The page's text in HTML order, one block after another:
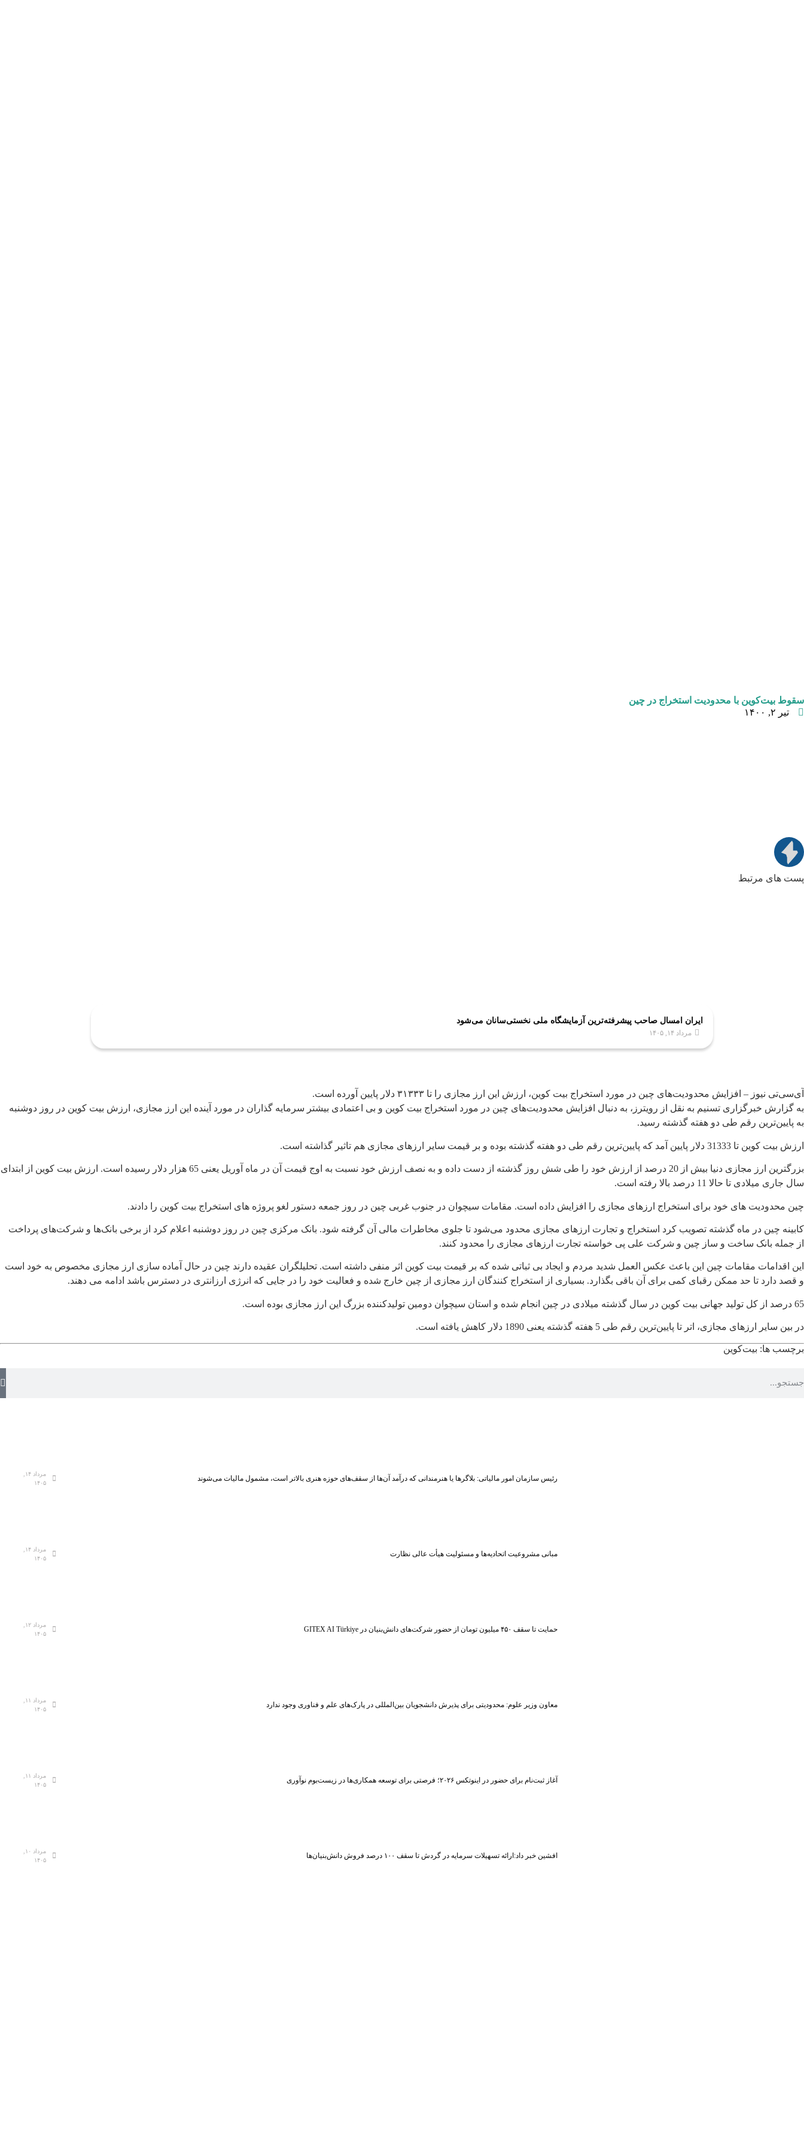
سقوط بیت‌کوین با محدودیت استخراج در چین
تیر ۲, ۱۴۰۰
پست های مرتبط
ایران امسال صاحب پیشرفته‌ترین آزمایشگاه ملی نخستی‌سانان می‌شود
مرداد ۱۴, ۱۴۰۵
آی‌سی‌تی نیوز – افزایش محدودیت‌های چین در مورد استخراج بیت کوین، ارزش این ارز مجازی را تا ۳۱۳۳۳ دلار پایین آورده است.
به گزارش خبرگزاری تسنیم به نقل از رویترز، به دنبال افزایش محدودیت‌های چین در مورد استخراج بیت کوین و بی اعتمادی بیشتر سرمایه گذاران در مورد آینده این ارز مجازی، ارزش بیت کوین در روز دوشنبه
به پایین‌ترین رقم طی دو هفته گذشته رسید.
ارزش بیت کوین تا 31333 دلار پایین آمد که پایین‌ترین رقم طی دو هفته گذشته بوده و بر قیمت سایر ارزهای مجازی هم تاثیر گذاشته است.
بزرگترین ارز مجازی دنیا بیش از 20 درصد از ارزش خود را طی شش روز گذشته از دست داده و به نصف ارزش خود نسبت به اوج قیمت آن در ماه آوریل یعنی 65 هزار دلار رسیده است. ارزش بیت کوین از ابتدای
سال جاری میلادی تا حالا 11 درصد بالا رفته است.
چین محدودیت های خود برای استخراج ارزهای مجازی را افزایش داده است. مقامات سیچوان در جنوب غربی چین در روز جمعه دستور لغو پروژه های استخراج بیت کوین را دادند.
کابینه چین در ماه گذشته تصویب کرد استخراج و تجارت ارزهای مجازی محدود می‌شود تا جلوی مخاطرات مالی آن گرفته شود. بانک مرکزی چین در روز دوشنبه اعلام کرد از برخی بانک‌ها و شرکت‌های پرداخت
از جمله بانک ساخت و ساز چین و شرکت علی پی خواسته تجارت ارزهای مجازی را محدود کنند.
این اقدامات مقامات چین این باعث عکس العمل شدید مردم و ایجاد بی ثباتی شده که بر قیمت بیت کوین اثر منفی داشته است. تحلیلگران عقیده دارند چین در حال آماده سازی ارز مجازی مخصوص به خود است
و قصد دارد تا حد ممکن رقبای کمی برای آن باقی بگذارد. بسیاری از استخراج کنندگان ارز مجازی از چین خارج شده و فعالیت خود را در جایی که انرژی ارزانتری در دسترس باشد ادامه می دهند.
65 درصد از کل تولید جهانی بیت کوین در سال گذشته میلادی در چین انجام شده و استان سیچوان دومین تولیدکننده بزرگ این ارز مجازی بوده است.
در بین سایر ارزهای مجازی، اتر تا پایین‌ترین رقم طی 5 هفته گذشته یعنی 1890 دلار کاهش یافته است.
برچسب ها: بیت‌کوین
رئیس سازمان امور مالیاتی: بلاگر‌ها یا هنرمندانی که درآمد آن‌ها از سقف‌های حوزه هنری بالاتر است، مشمول مالیات می‌شوند
۱۴۰۵
مبانی مشروعیت اتحادیه‌ها و مسئولیت هیأت عالی نظارت
۱۴۰۵
حمایت تا سقف ۴۵۰ میلیون تومان از حضور شرکت‌های دانش‌بنیان در GITEX AI Türkiye
۱۴۰۵
معاون وزیر علوم: محدودیتی برای پذیرش دانشجویان بین‌المللی در پارک‌های علم و فناوری وجود ندارد
۱۴۰۵
آغاز ثبت‌نام برای حضور در اینوتکس ۲۰۲۶؛ فرصتی برای توسعه همکاری‌ها در زیست‌بوم نوآوری
۱۴۰۵
افشین خبر داد:ارائه تسهیلات سرمایه در گردش تا سقف ۱۰۰ درصد فروش دانش‌بنیان‌ها
۱۴۰۵